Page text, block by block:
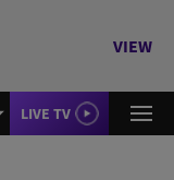
VIEW
LIVE TV